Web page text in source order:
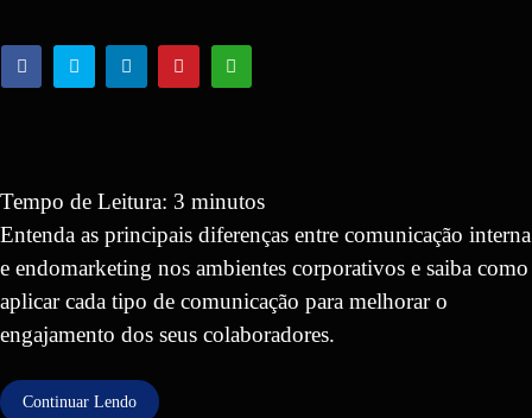
Tempo de Leitura: 3 minutos
Entenda as principais diferenças entre comunicação interna
e endomarketing nos ambientes corporativos e saiba como
aplicar cada tipo de comunicação para melhorar o
engajamento dos seus colaboradores.
Continuar Lendo